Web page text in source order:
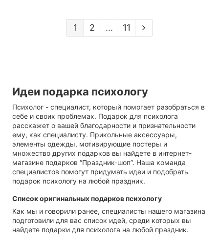
Идеи подарка психологу
Психолог - специалист, который помогает разобраться в
себе и своих проблемах. Подарок для психолога
расскажет о вашей благодарности и признательности
ему, как специалисту. Прикольные аксессуары,
элементы одежды, мотивирующие постеры и
множество других подарков вы найдете в интернет-
магазине подарков “Праздник-шоп”. Наша команда
специалистов помогут придумать идеи и подобрать
подарок психологу на любой праздник.
Список оригинальных подарков психологу
Как мы и говорили ранее, специалисты нашего магазина
подготовили для вас список идей, среди которых вы
найдете подарки для психолога на любой праздник.
1 2 ... 11